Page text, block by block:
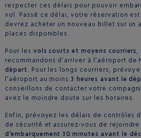
respecter ces délais pour pouvoir
vol. Passé ce délai, votre réservation
devrez acheter un nouveau billet sur un
places disponibles.
Pour les vols courts et moyens courriers ,
recommandons d’arriver à l’aéroport de
départ . Pour les longs courriers,
l’aéroport au moins3 heures avant le
conseillons de contacter votre
avez le moindre doute sur les horaires.
Enfin, prévoyez les délais de contrôles
de sécurité et assurez-vous de
d’embarquement 30 minutes avant le